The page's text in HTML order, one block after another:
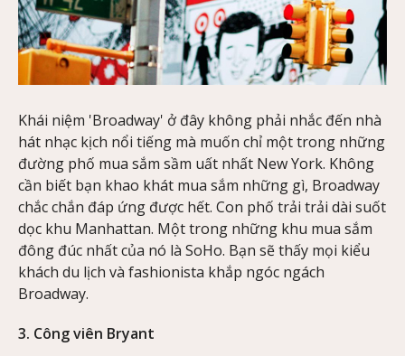
Khái niệm 'Broadway' ở đây không phải nhắc đến nhà
hát nhạc kịch nổi tiếng mà muốn chỉ một trong những
đường phố mua sắm sầm uất nhất New York. Không
cần biết bạn khao khát mua sắm những gì, Broadway
chắc chắn đáp ứng được hết. Con phố trải trải dài suốt
dọc khu Manhattan. Một trong những khu mua sắm
đông đúc nhất của nó là SoHo. Bạn sẽ thấy mọi kiểu
khách du lịch và fashionista khắp ngóc ngách
Broadway.
3. Công viên Bryant